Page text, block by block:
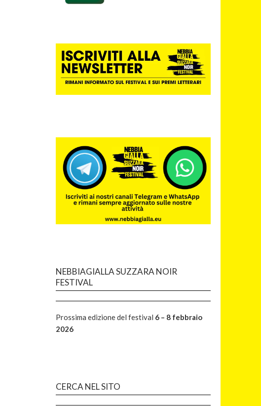
NEBBIAGIALLA SUZZARA NOIR
FESTIVAL
Prossima edizione del festival 6 – 8 febbraio
2026
CERCA NEL SITO